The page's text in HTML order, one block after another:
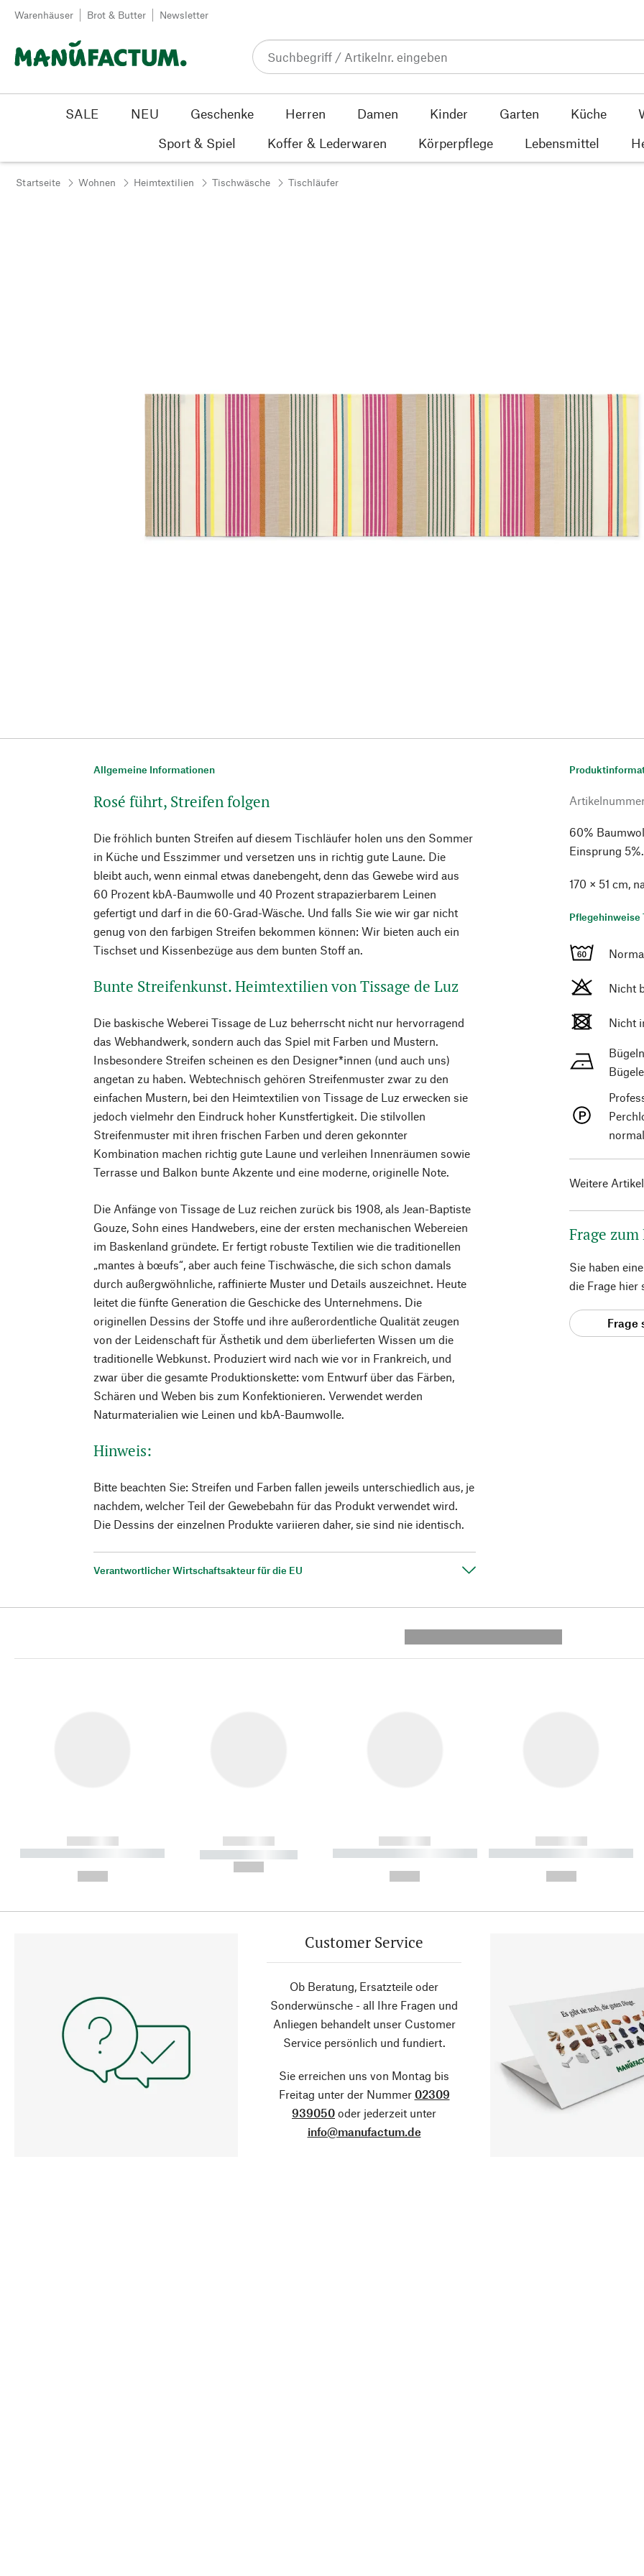
Zum Inhalt springen
Warenhäuser Brot & Butter Newsletter
SALE NEU Geschenke Herren Damen Kinder Garten Küche
Sport & Spiel
Koffer & Lederwaren Körperpflege Lebensmittel
Startseite Wohnen Heimtextilien Tischwäsche Tischläufer
Allgemeine Informationen
Rosé führt, Streifen folgen
Die fröhlich bunten Streifen auf diesem Tischläufer holen uns den Sommer
in Küche und Esszimmer und versetzen uns in richtig gute Laune. Die
bleibt auch, wenn einmal etwas danebengeht, denn das Gewebe wird aus
60 Prozent kbA-Baumwolle und 40 Prozent strapazierbarem Leinen
gefertigt und darf in die 60-Grad-Wäsche. Und falls Sie wie wir gar nicht
genug von den farbigen Streifen bekommen können: Wir bieten auch ein
Tischset und Kissenbezüge aus dem bunten Stoff an.
Bunte Streifenkunst. Heimtextilien von Tissage de Luz
Die baskische Weberei Tissage de Luz beherrscht nicht nur hervorragend
das Webhandwerk, sondern auch das Spiel mit Farben und Mustern.
Insbesondere Streifen scheinen es den Designer*innen (und auch uns)
angetan zu haben. Webtechnisch gehören Streifenmuster zwar zu den
einfachen Mustern, bei den Heimtextilien von Tissage de Luz erwecken sie
jedoch vielmehr den Eindruck hoher Kunstfertigkeit. Die stilvollen
Streifenmuster mit ihren frischen Farben und deren gekonnter
Kombination machen richtig gute Laune und verleihen Innenräumen sowie
Terrasse und Balkon bunte Akzente und eine moderne, originelle Note.
Die Anfänge von Tissage de Luz reichen zurück bis 1908, als Jean-Baptiste
Gouze, Sohn eines Handwebers, eine der ersten mechanischen Webereien
im Baskenland gründete. Er fertigt robuste Textilien wie die traditionellen
„mantes à bœufs“, aber auch feine Tischwäsche, die sich schon damals
durch außergwöhnliche, raffinierte Muster und Details auszeichnet. Heute
leitet die fünfte Generation die Geschicke des Unternehmens. Die
originellen Dessins der Stoffe und ihre außerordentliche Qualität zeugen
von der Leidenschaft für Ästhetik und dem überlieferten Wissen um die
traditionelle Webkunst. Produziert wird nach wie vor in Frankreich, und
zwar über die gesamte Produktionskette: vom Entwurf über das Färben,
Schären und Weben bis zum Konfektionieren. Verwendet werden
Naturmaterialien wie Leinen und kbA-Baumwolle.
Hinweis:
Bitte beachten Sie: Streifen und Farben fallen jeweils unterschiedlich aus, je
nachdem, welcher Teil der Gewebebahn für das Produkt verwendet wird.
Die Dessins der einzelnen Produkte variieren daher, sie sind nie identisch.
Verantwortlicher Wirtschaftsakteur für die EU
60%
Einsprung
170 × 51 cm,
Pflegehinweise
Nicht
Nicht
Weitere
Frage
Sie haben
die Frage hier
Frage
------------
----------- ----------- ----------
------------
----------- -----------
------------
----------- ----------- ----------
------------
----------- ----------- ----------
Customer Service
Ob Beratung, Ersatzteile oder
Sonderwünsche - all Ihre Fragen und
Anliegen behandelt unser Customer
Service persönlich und fundiert.
Sie erreichen uns von Montag bis
Freitag unter der Nummer 02309
939050 oder jederzeit unter
info@manufactum.de